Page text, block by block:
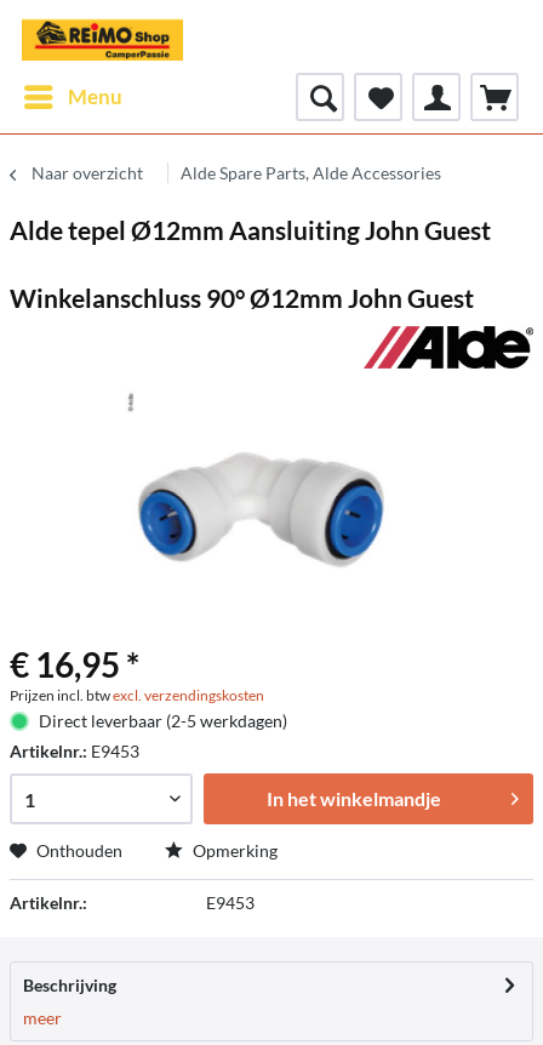
Menu
Naar overzicht Alde Spare Parts, Alde Accessories
Alde tepel Ø12mm Aansluiting John Guest
Winkelanschluss 90° Ø12mm John Guest
€ 16,95 *
Prijzen incl. btwexcl. verzendingskosten
Direct leverbaar (2-5 werkdagen)
Artikelnr.: E9453
In het winkelmandje
Onthouden Opmerking
Artikelnr.: E9453
Beschrijving
meer